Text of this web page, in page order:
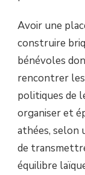
Avoir une
construire
bénévoles
rencontrer
politiques de
organiser et
athées, selon
de
équilibre